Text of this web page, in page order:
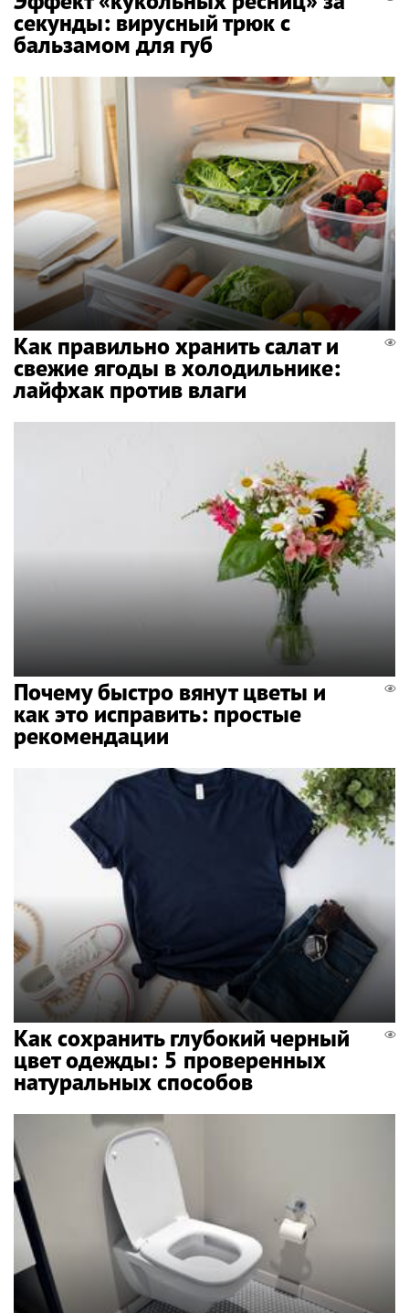
секунды: вирусный трюк с
бальзамом для губ
Как правильно хранить салат и
свежие ягоды в холодильнике:
лайфхак против влаги
Почему быстро вянут цветы и
как это исправить: простые
рекомендации
Как сохранить глубокий черный
цвет одежды: 5 проверенных
натуральных способов